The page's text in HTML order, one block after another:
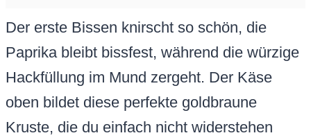
Der erste Bissen knirscht so schön, die
Paprika bleibt bissfest, während die würzige
Hackfüllung im Mund zergeht. Der Käse
oben bildet diese perfekte goldbraune
Kruste, die du einfach nicht widerstehen